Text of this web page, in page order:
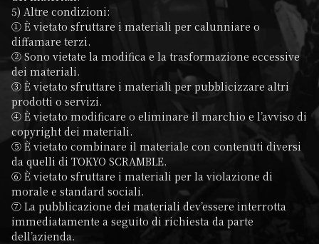
5) Altre condizioni:
① È vietato sfruttare i materiali per calunniare o
diffamare terzi.
② Sono vietate la modifica e la trasformazione eccessive
dei materiali.
③ È vietato sfruttare i materiali per pubblicizzare altri
prodotti o servizi.
④ È vietato modificare o eliminare il marchio e l’avviso di
copyright dei materiali.
⑤ È vietato combinare il materiale con contenuti diversi
da quelli di TOKYO SCRAMBLE.
⑥ È vietato sfruttare i materiali per la violazione di
morale e standard sociali.
⑦ La pubblicazione dei materiali dev’essere interrotta
immediatamente a seguito di richiesta da parte
dell’azienda.